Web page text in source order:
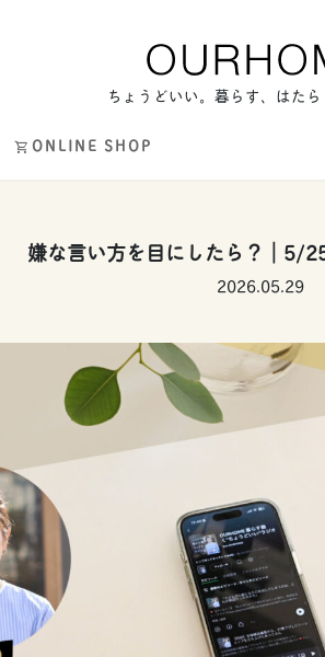
ちょうどいい。暮らす、はた
ONLINE SHOP
嫌な言い方を目にしたら？｜5/
2026.05.29